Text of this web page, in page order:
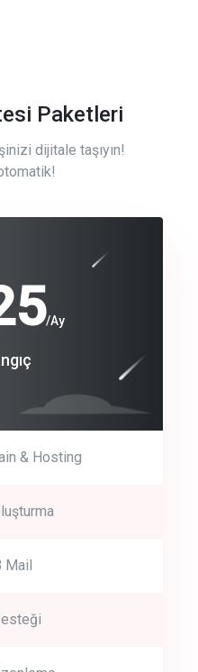
Paketleri
dijitale taşıyın!
/Ay
& Hosting
Mail